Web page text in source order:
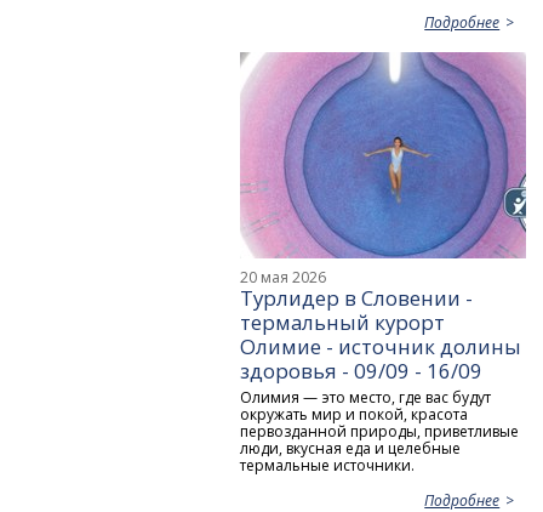
Подробнее
20 мая 2026
Турлидер в Словении -
термальный курорт
Олимие - источник долины
здоровья - 09/09 - 16/09
Олимия — это место, где вас будут
окружать мир и покой, красота
первозданной природы, приветливые
люди, вкусная еда и целебные
термальные источники.
Подробнее